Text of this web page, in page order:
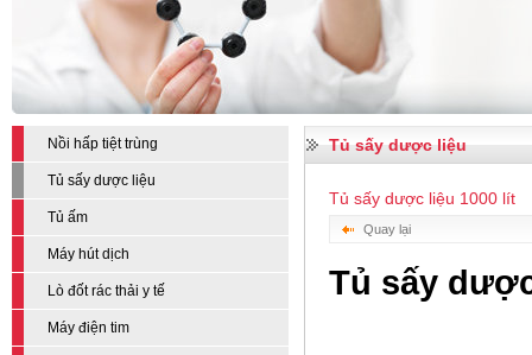
Nồi hấp tiệt trùng
Tủ sấy dược liệu
Tủ ấm
Máy hút dịch
Lò đốt rác thải y tế
Máy điện tim
Tủ sấy dược liệu
Tủ sấy dược liệu 1000 lít
Quay lại
Tủ sấy